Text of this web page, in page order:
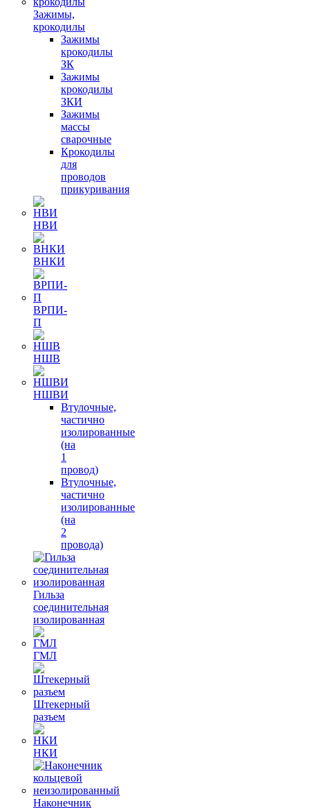
Зажимы,
крокодилы
Зажимы
крокодилы
ЗК
Зажимы
крокодилы
ЗКИ
Зажимы
массы
сварочные
Крокодилы
для
проводов
прикуривания
НВИ
ВНКИ
ВРПИ-
П
НШВ
НШВИ
Втулочные,
частично
изолированные
(на
1
провод)
Втулочные,
частично
изолированные
(на
2
провода)
Гильза
соединительная
изолированная
ГМЛ
Штекерный
разъем
НКИ
Наконечник